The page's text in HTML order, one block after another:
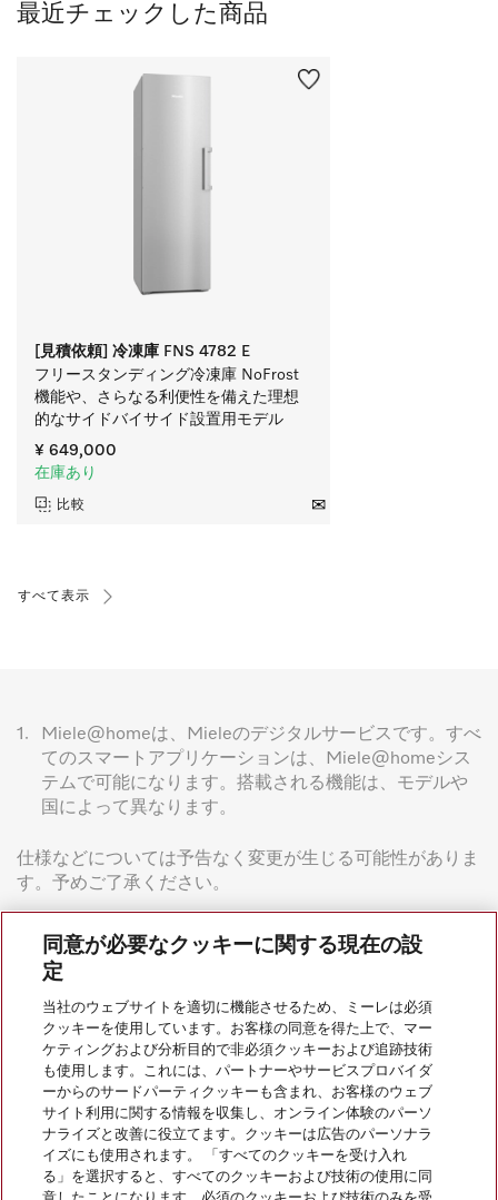
最近チェックした商品
[見積依頼] 冷凍庫 FNS 4782 E
フリースタンディング冷凍庫 NoFrost
機能や、さらなる利便性を備えた理想
的なサイドバイサイド設置用モデル
¥ 649,000
在庫あり
比較
すべて表示
1.
Miele@homeは、Mieleのデジタルサービスです。すべ
てのスマートアプリケーションは、Miele@homeシス
テムで可能になります。搭載される機能は、モデルや
国によって異なります。
仕様などについては予告なく変更が生じる可能性がありま
す。予めご了承ください。
会社案内
サービス
同意が必要なクッキーに関する現在の設
定
当社のウェブサイトを適切に機能させるため、ミーレは必須
クッキーを使用しています。お客様の同意を得た上で、マー
ケティングおよび分析目的で非必須クッキーおよび追跡技術
も使用します。これには、パートナーやサービスプロバイダ
ーからのサードパーティクッキーも含まれ、お客様のウェブ
サイト利用に関する情報を収集し、オンライン体験のパーソ
ナライズと改善に役立てます。クッキーは広告のパーソナラ
イズにも使用されます。 「すべてのクッキーを受け入れ
る」を選択すると、すべてのクッキーおよび技術の使用に同